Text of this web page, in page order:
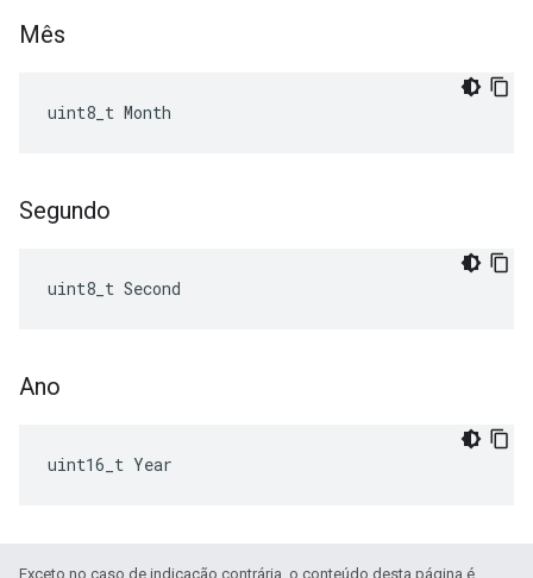
Mês
uint8_t Month
Segundo
uint8_t Second
Ano
uint16_t Year
Exceto no caso de indicação contrária, o conteúdo desta página é